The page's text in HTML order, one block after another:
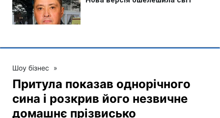
Шоу бізнес »
Притула показав однорічного
сина і розкрив його незвичне
домашнє прізвисько